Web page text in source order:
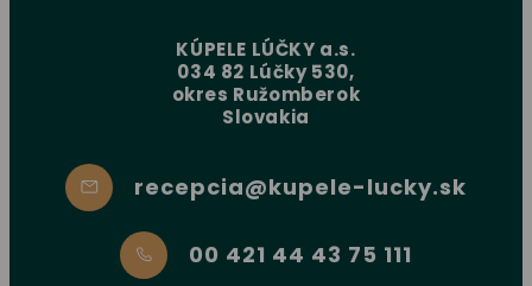
KÚPELE LÚČKY a.s.
034 82 Lúčky 530,
okres Ružomberok
Slovakia
recepcia@kupele-lucky.sk
00 421 44 43 75 111